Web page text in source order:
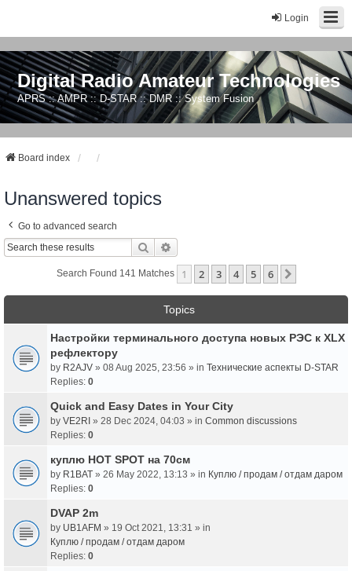
Login
Digital Radio Amateur Technologies
APRS :: AMPR :: D-STAR :: DMR :: System Fusion
Board index
Unanswered topics
Go to advanced search
Search
Search Found 141 Matches 1 2 3 4 5 6
Topics
Настройки терминального доступа новых РЭС к XLX
рефлектору
by R2AJV » 08 Aug 2025, 23:56 » in Технические аспекты D-STAR
Replies: 0
Quick and Easy Dates in Your City
by VE2RI » 28 Dec 2024, 04:03 » in Common discussions
Replies: 0
куплю HOT SPOT на 70см
by R1BAT » 26 May 2022, 13:13 » in Куплю / продам / отдам даром
Replies: 0
DVAP 2m
by UB1AFM » 19 Oct 2021, 13:31 » in
Куплю / продам / отдам даром
Replies: 0